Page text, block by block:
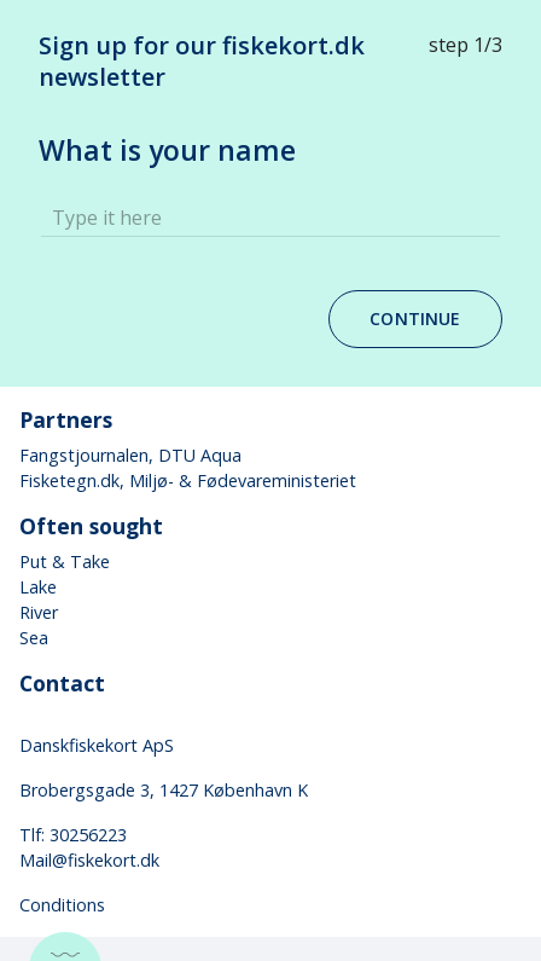
Sign up for our fiskekort.dk
newsletter
step 1/3
What is your name
Type it here
CONTINUE
Partners
Fangstjournalen, DTU Aqua
Fisketegn.dk, Miljø- & Fødevareministeriet
Often sought
Put & Take
Lake
River
Sea
Contact
Danskfiskekort ApS
Brobergsgade 3, 1427 København K
Tlf: 30256223
Mail@fiskekort.dk
Conditions